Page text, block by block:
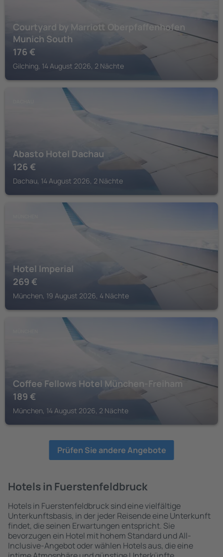
Courtyard by Marriott Oberpfaffenhofen
Munich South
176 €
Gilching, 14 August 2026, 2 Nächte
Abasto Hotel Dachau
126 €
Dachau, 14 August 2026, 2 Nächte
Hotel Imperial
269 €
München, 19 August 2026, 4 Nächte
Coffee Fellows Hotel München-Freiham
189 €
München, 14 August 2026, 2 Nächte
Prüfen Sie andere Angebote
Hotels in Fuerstenfeldbruck
Hotels in Fuerstenfeldbruck sind eine vielfältige
Unterkunftsbasis, in der jeder Reisende eine Unterkunft
findet, die seinen Erwartungen entspricht. Sie
bevorzugen ein Hotel mit hohem Standard und All-
Inclusive-Angebot oder wählen Hotels aus, die eine